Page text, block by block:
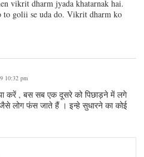
vikrit dharm jyada khatarnak hai.
to golii se uda do. Vikrit dharm ko
10:32 pm
करें , बस सब एक दूसरे को पिछाड़ने में लगे
लोग फंस जाते हैं । इन्हे सुधारने का कोई